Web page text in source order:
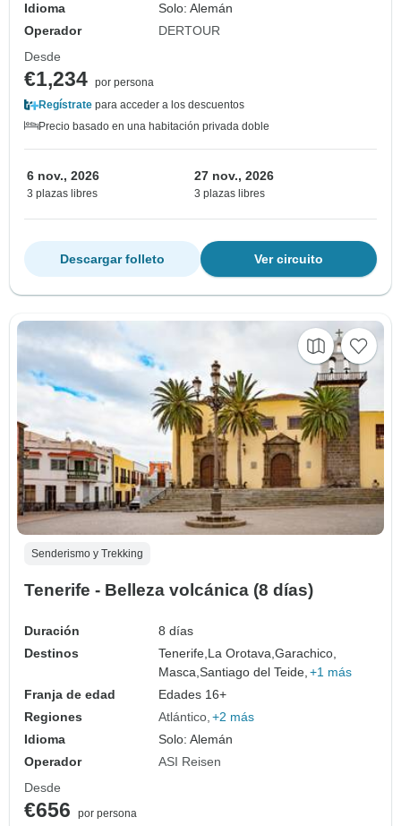
Idioma
Solo: Alemán
Operador
DERTOUR
Desde
€1,234 por persona
Regístrate para acceder a los descuentos
Precio basado en una habitación privada doble
6 nov., 2026
3 plazas libres
27 nov., 2026
3 plazas libres
Ver circuito
Descargar folleto
Senderismo y Trekking
Tenerife - Belleza volcánica (8 días)
Duración
8 días
Destinos
Tenerife,La Orotava,Garachico,
Masca,Santiago del Teide, +1 más
Franja de edad
Edades 16+
Regiones
Atlántico +2 más
Idioma
Solo: Alemán
Operador
ASI Reisen
Desde
€656
por persona